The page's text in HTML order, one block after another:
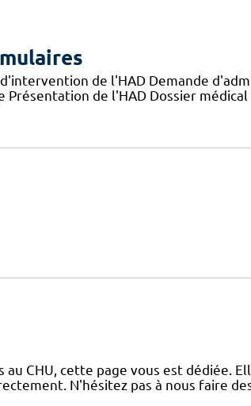
de l'HAD Demande
de l'HAD Dossier médical
CHU, cette page vous est dédiée.
N'hésitez pas à nous faire